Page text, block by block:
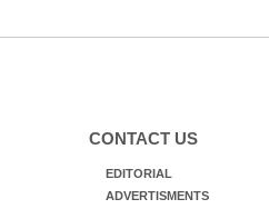
CONTACT US
EDITORIAL
ADVERTISMENTS